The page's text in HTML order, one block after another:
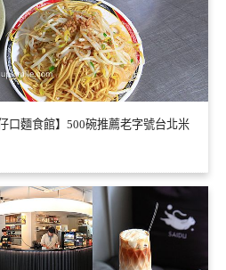
口麵食館】500碗推薦老字號台北米